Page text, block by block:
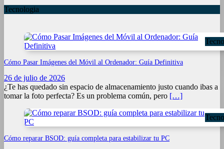
Tecnologia
Cómo Pasar Imágenes del Móvil al Ordenador: Guía Definitiva
26 de julio de 2026
¿Te has quedado sin espacio de almacenamiento justo cuando ibas a
tomar la foto perfecta? Es un problema común, pero […]
Cómo reparar BSOD: guía completa para estabilizar tu PC